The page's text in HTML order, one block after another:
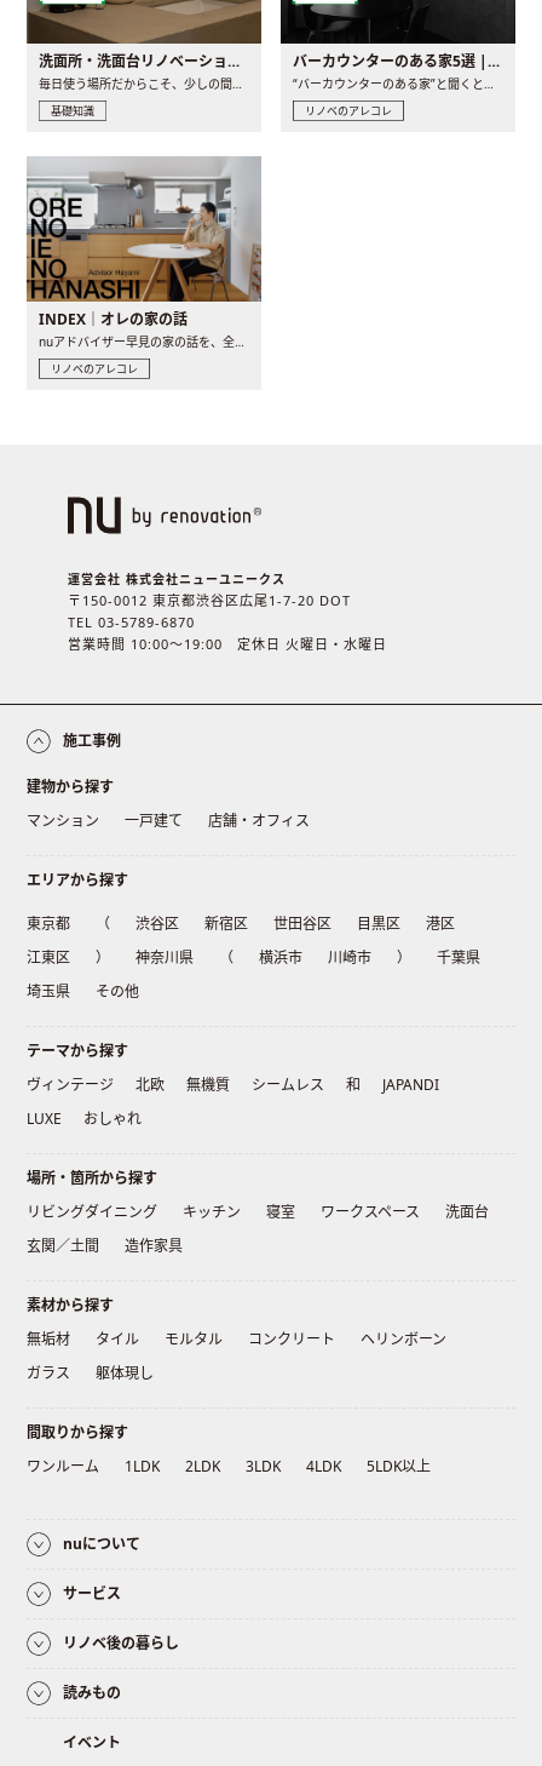
洗面所・洗面台リノベーションの事例と間取りアイデア
毎日使う場所だからこそ、少しの間取りの工夫や素材の選び方で..
基礎知識
バーカウンターのある家5選 | 日常に馴染む“距離の近い”キッチンとは
“バーカウンターのある家”と聞くと、少し特別な、大人のための..
リノベのアレコレ
INDEX｜オレの家の話
リノベのアレコレ
運営会社 株式会社ニューユニークス
〒150-0012 東京都渋谷区広尾1-7-20 DOT
TEL 03-5789-6870
営業時間 10:00〜19:00 定休日 火曜日・水曜日
施工事例
建物から探す
マンション
一戸建て 店舗・オフィス
エリアから探す
東京都 （ 渋谷区 新宿区 世田谷区 目黒区
港区
江東区
） 神奈川県 （ 横浜市 川崎市 ）
千葉県
埼玉県
その他
テーマから探す
ヴィンテージ
北欧 無機質 シームレス 和
JAPANDI
LUXE
おしゃれ
場所・箇所から探す
リビングダイニング
キッチン 寝室 ワークスペース
洗面台
玄関／土間
造作家具
素材から探す
無垢材
タイル モルタル コンクリート
ヘリンボーン
ガラス
躯体現し
間取りから探す
ワンルーム
1LDK 2LDK 3LDK 4LDK 5LDK以上
nuについて
サービス
リノベ後の暮らし
読みもの
イベント